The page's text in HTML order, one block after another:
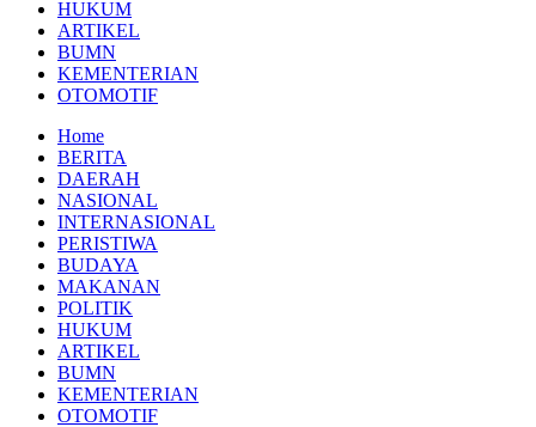
HUKUM
ARTIKEL
BUMN
KEMENTERIAN
OTOMOTIF
Home
BERITA
DAERAH
NASIONAL
INTERNASIONAL
PERISTIWA
BUDAYA
MAKANAN
POLITIK
HUKUM
ARTIKEL
BUMN
KEMENTERIAN
OTOMOTIF